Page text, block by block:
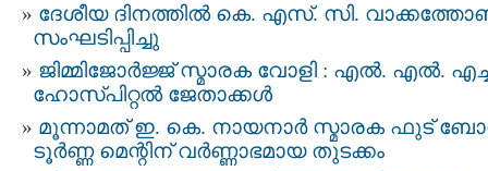
ദേശീയ ദിനത്തിൽ കെ. എസ്‌. സി.
സംഘടിപ്പിച്ചു
ജിമ്മിജോർജ്ജ് സ്മാരക വോളി : എൽ. എൽ.
ഹോസ്പിറ്റൽ ജേതാക്കൾ
മൂന്നാമത് ഇ. കെ. നായനാര്‍ സ്മാരക ഫുട്
ടൂർണ്ണ മെന്റിന് വർണ്ണാഭമായ തുടക്കം